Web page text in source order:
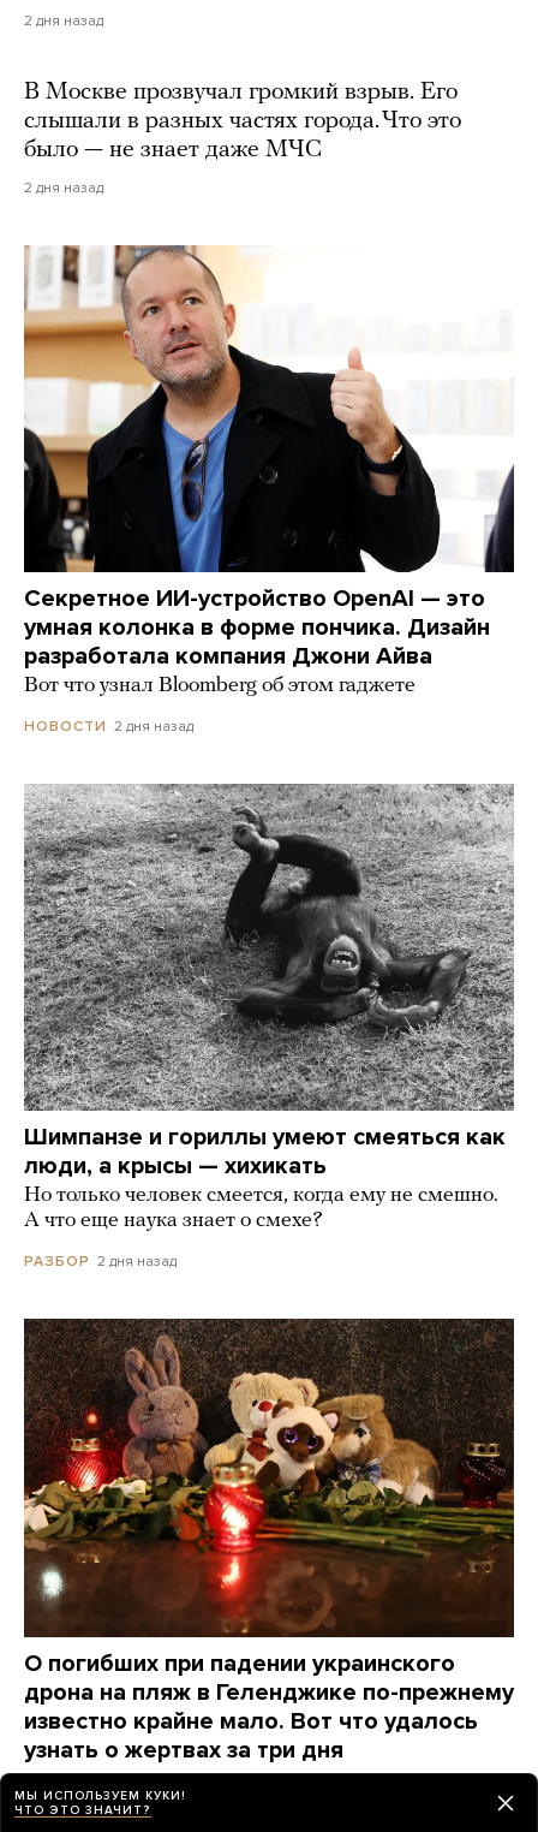
2 дня назад
В Москве прозвучал громкий взрыв. Его
слышали в разных частях города. Что это
было — не знает даже МЧС
2 дня назад
Секретное ИИ-устройство OpenAI — это
умная колонка в форме пончика. Дизайн
разработала компания Джони Айва
Вот что узнал Bloomberg об этом гаджете
НОВОСТИ 2 дня назад
Шимпанзе и гориллы умеют смеяться как
люди, а крысы — хихикать
Но только человек смеется, когда ему не смешно.
А что еще наука знает о смехе?
РАЗБОР 2 дня назад
О погибших при падении украинского
дрона на пляж в Геленджике по-прежнему
известно крайне мало. Вот что удалось
узнать о жертвах за три дня
НОВОСТИ 3 дня назад
МЫ ИСПОЛЬЗУЕМ КУКИ!
ЧТО ЭТО ЗНАЧИТ?